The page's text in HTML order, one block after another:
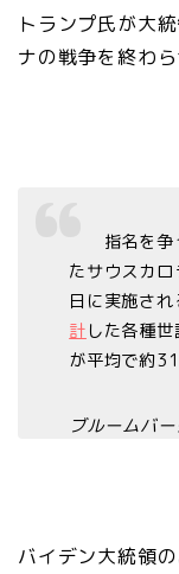
トランプ氏が大
ナの戦争を終わ
指名を争
たサウスカ
日に実施さ
計 した各種
が平均で約
ブルームバ
バイデン大統領